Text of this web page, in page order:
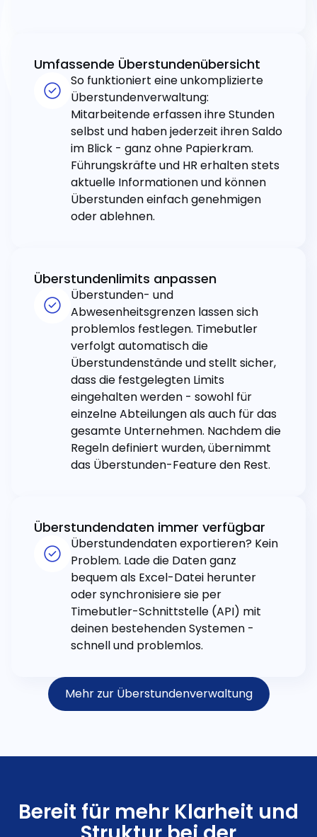
Umfassende Überstundenübersicht
So funktioniert eine unkomplizierte
Überstundenverwaltung:
Mitarbeitende erfassen ihre Stunden
selbst und haben jederzeit ihren Saldo
im Blick - ganz ohne Papierkram.
Führungskräfte und HR erhalten stets
aktuelle Informationen und können
Überstunden einfach genehmigen
oder ablehnen.
Überstundenlimits anpassen
Überstunden- und
Abwesenheitsgrenzen lassen sich
problemlos festlegen. Timebutler
verfolgt automatisch die
Überstundenstände und stellt sicher,
dass die festgelegten Limits
eingehalten werden - sowohl für
einzelne Abteilungen als auch für das
gesamte Unternehmen. Nachdem die
Regeln definiert wurden, übernimmt
das Überstunden-Feature den Rest.
Überstundendaten immer verfügbar
Überstundendaten exportieren? Kein
Problem. Lade die Daten ganz
bequem als Excel-Datei herunter
oder synchronisiere sie per
Timebutler-Schnittstelle (API) mit
deinen bestehenden Systemen -
schnell und problemlos.
Mehr zur Überstundenverwaltung
Bereit für mehr Klarheit und